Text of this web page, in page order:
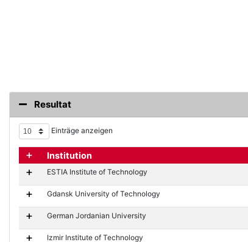
Resultat
Einträge anzeigen
Details anzeigen / Details verbergen
Institution
ESTIA Institute of Technology
Gdansk University of Technology
German Jordanian University
Izmir Institute of Technology